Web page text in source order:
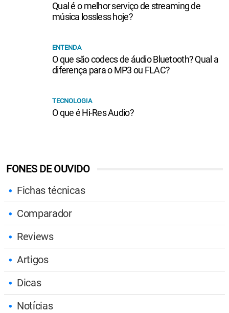
FONES DE OUVIDO
Fichas técnicas
Comparador
Reviews
Artigos
Dicas
Notícias
Qual é o melhor serviço de streaming de
música lossless hoje?
ENTENDA
O que são codecs de áudio Bluetooth? Qual a
diferença para o MP3 ou FLAC?
TECNOLOGIA
O que é Hi-Res Audio?